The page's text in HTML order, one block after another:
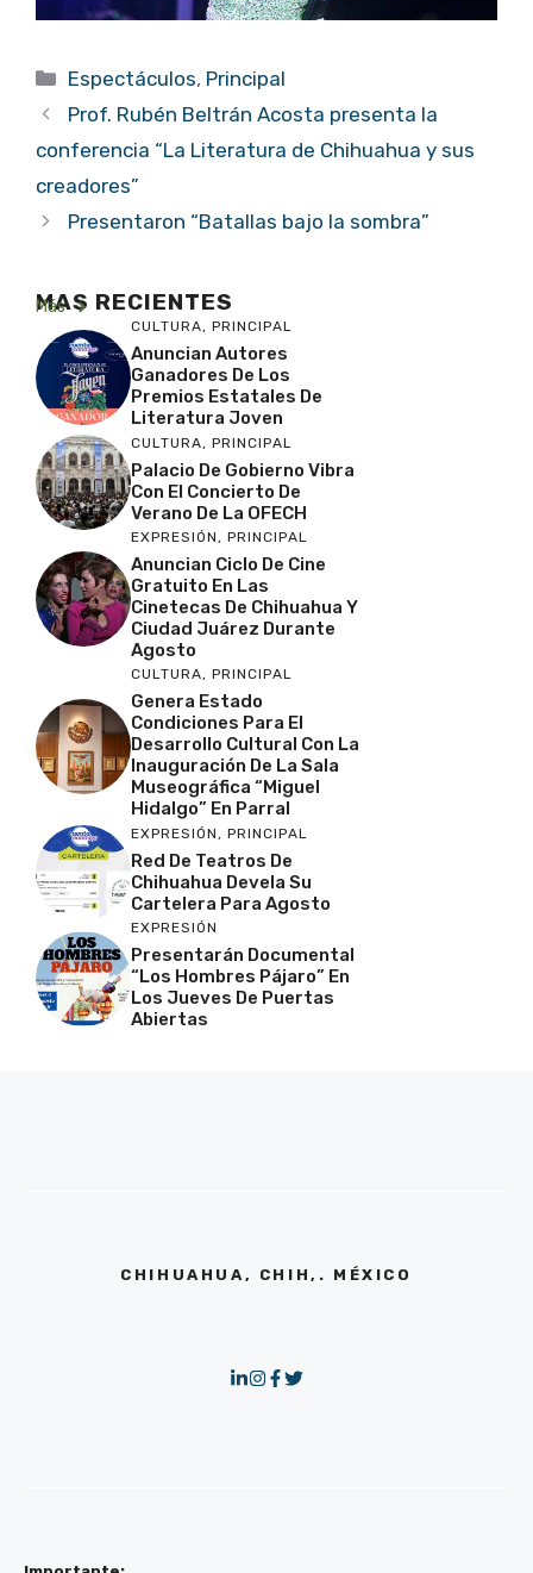
Categorías
Espectáculos, Principal
Prof. Rubén Beltrán Acosta presenta la
conferencia “La Literatura de Chihuahua y sus
creadores”
Presentaron “Batallas bajo la sombra”
MAS RECIENTES
Más
CULTURA, PRINCIPAL
Anuncian Autores
Ganadores De Los
Premios Estatales De
Literatura Joven
CULTURA, PRINCIPAL
Palacio De Gobierno Vibra
Con El Concierto De
Verano De La OFECH
EXPRESIÓN, PRINCIPAL
Anuncian Ciclo De Cine
Gratuito En Las
Cinetecas De Chihuahua Y
Ciudad Juárez Durante
Agosto
CULTURA, PRINCIPAL
Genera Estado
Condiciones Para El
Desarrollo Cultural Con La
Inauguración De La Sala
Museográfica “Miguel
Hidalgo” En Parral
EXPRESIÓN , PRINCIPAL
Red De Teatros De
Chihuahua Devela Su
Cartelera Para Agosto
EXPRESIÓN
Presentarán Documental
“Los Hombres Pájaro” En
Los Jueves De Puertas
Abiertas
CHIHUAHUA, CHIH,. MÉXICO